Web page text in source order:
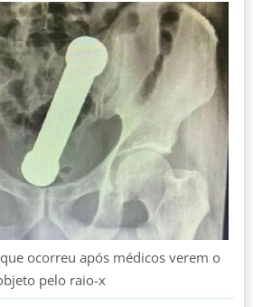
ocorreu após médicos verem o
pelo raio-x